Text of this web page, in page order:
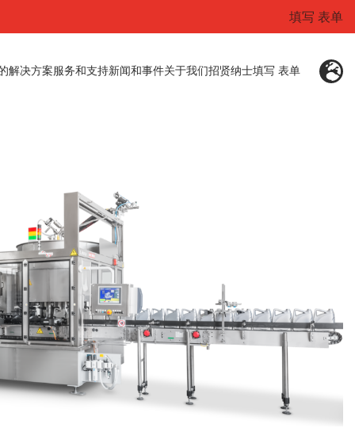
填写 表单
解决方案服务和支持新闻和事件关于我们招贤纳士填写 表单